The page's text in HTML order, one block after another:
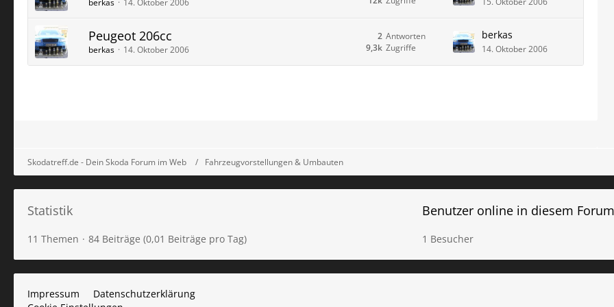
berkas 14. Oktober 2006
Peugeot 206cc
berkas 14. Oktober 2006
Antworten
2
Zugriffe
9,3k
berkas
14. Oktober 2006
Skodatreff.de - Dein Skoda Forum im Web Fahrzeugvorstellungen & Umbauten
Statistik
11 Themen 84 Beiträge (0,01 Beiträge pro Tag)
Benutzer online in diesem Forum
1 Besucher
Impressum
Datenschutzerklärung